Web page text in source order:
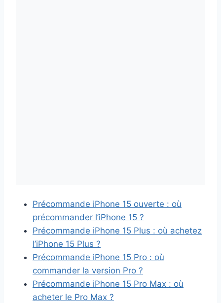
Précommande iPhone 15 ouverte : où
précommander l’iPhone 15 ?
Précommande iPhone 15 Plus : où achetez
l’iPhone 15 Plus ?
Précommande iPhone 15 Pro : où
commander la version Pro ?
Précommande iPhone 15 Pro Max : où
acheter le Pro Max ?